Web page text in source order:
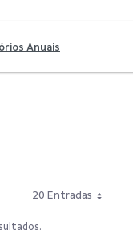
Anuais
20 Entradas